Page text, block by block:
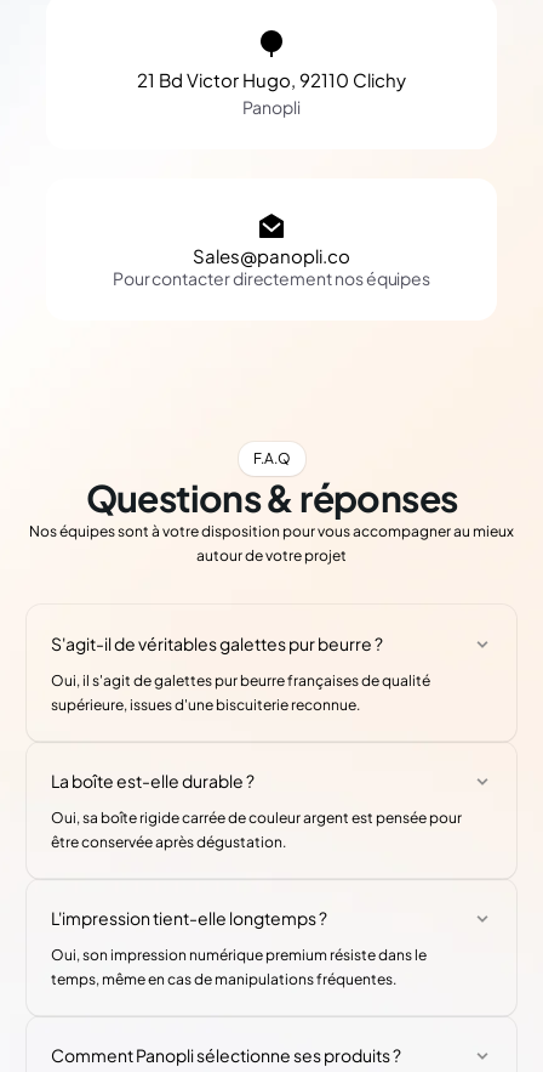
21 Bd Victor Hugo, 92110 Clichy
Panopli
Sales@panopli.co
Pour contacter directement nos équipes
F.A.Q
Questions & réponses
Nos équipes sont à votre disposition pour vous accompagner au mieux
autour de votre projet
S'agit-il de véritables galettes pur beurre ?
Oui, il s'agit de galettes pur beurre françaises de qualité
supérieure, issues d'une biscuiterie reconnue.
La boîte est-elle durable ?
Oui, sa boîte rigide carrée de couleur argent est pensée pour
être conservée après dégustation.
L'impression tient-elle longtemps ?
Oui, son impression numérique premium résiste dans le
temps, même en cas de manipulations fréquentes.
Comment Panopli sélectionne ses produits ?